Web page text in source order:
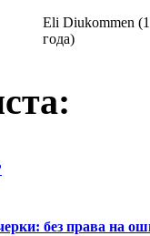
Eli Diukommen
года)
без права на